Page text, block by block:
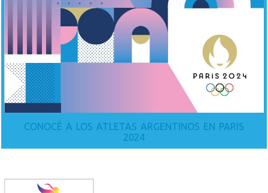
CONOCÉ A LOS ATLETAS ARGENTINOS EN PARIS
2024